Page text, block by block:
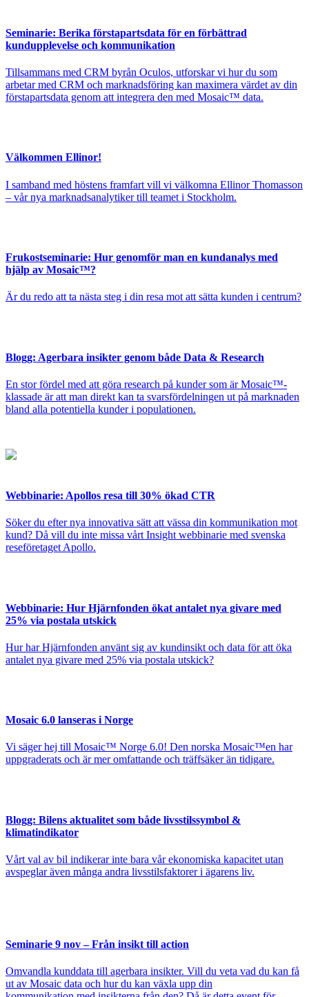
Seminarie: Berika förstapartsdata för en förbättrad
kundupplevelse och kommunikation
Tillsammans med CRM byrån Oculos, utforskar vi hur du som
arbetar med CRM och marknadsföring kan maximera värdet av din
förstapartsdata genom att integrera den med Mosaic™ data.
Välkommen Ellinor!
I samband med höstens framfart vill vi välkomna Ellinor Thomasson
– vår nya marknadsanalytiker till teamet i Stockholm.
Frukostseminarie: Hur genomför man en kundanalys med
hjälp av Mosaic™?
Är du redo att ta nästa steg i din resa mot att sätta kunden i centrum?
Blogg: Agerbara insikter genom både Data & Research
En stor fördel med att göra research på kunder som är Mosaic™-
klassade är att man direkt kan ta svarsfördelningen ut på marknaden
bland alla potentiella kunder i populationen.
Webbinarie: Apollos resa till 30% ökad CTR
Söker du efter nya innovativa sätt att vässa din kommunikation mot
kund? Då vill du inte missa vårt Insight webbinarie med svenska
reseföretaget Apollo.
Webbinarie: Hur Hjärnfonden ökat antalet nya givare med
25% via postala utskick
Hur har Hjärnfonden använt sig av kundinsikt och data för att öka
antalet nya givare med 25% via postala utskick?
Mosaic 6.0 lanseras i Norge
Vi säger hej till Mosaic™ Norge 6.0! Den norska Mosaic™en har
uppgraderats och är mer omfattande och träffsäker än tidigare.
Blogg: Bilens aktualitet som både livsstilssymbol &
klimatindikator
Vårt val av bil indikerar inte bara vår ekonomiska kapacitet utan
avspeglar även många andra livsstilsfaktorer i ägarens liv.
Seminarie 9 nov – Från insikt till action
Omvandla kunddata till agerbara insikter. Vill du veta vad du kan få
ut av Mosaic data och hur du kan växla upp din